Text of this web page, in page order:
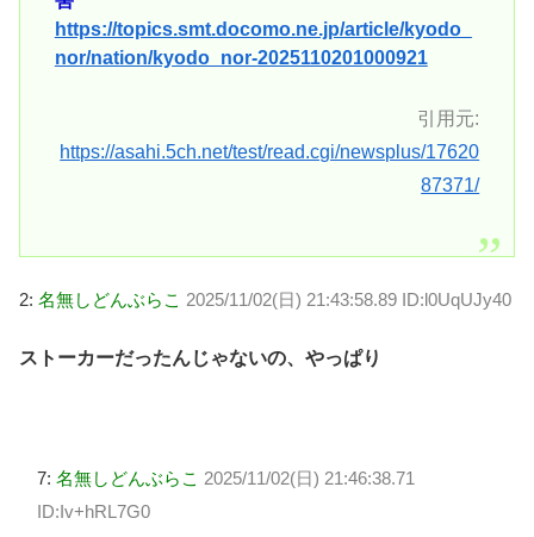
https://topics.smt.docomo.ne.jp/article/kyodo_
nor/nation/kyodo_nor-2025110201000921
引用元:
https://asahi.5ch.net/test/read.cgi/newsplus/17620
87371/
2: 名無しどんぶらこ 2025/11/02(日) 21:43:58.89 ID:l0UqUJy40
ストーカーだったんじゃないの、やっぱり
7: 名無しどんぶらこ 2025/11/02(日) 21:46:38.71
ID:Iv+hRL7G0